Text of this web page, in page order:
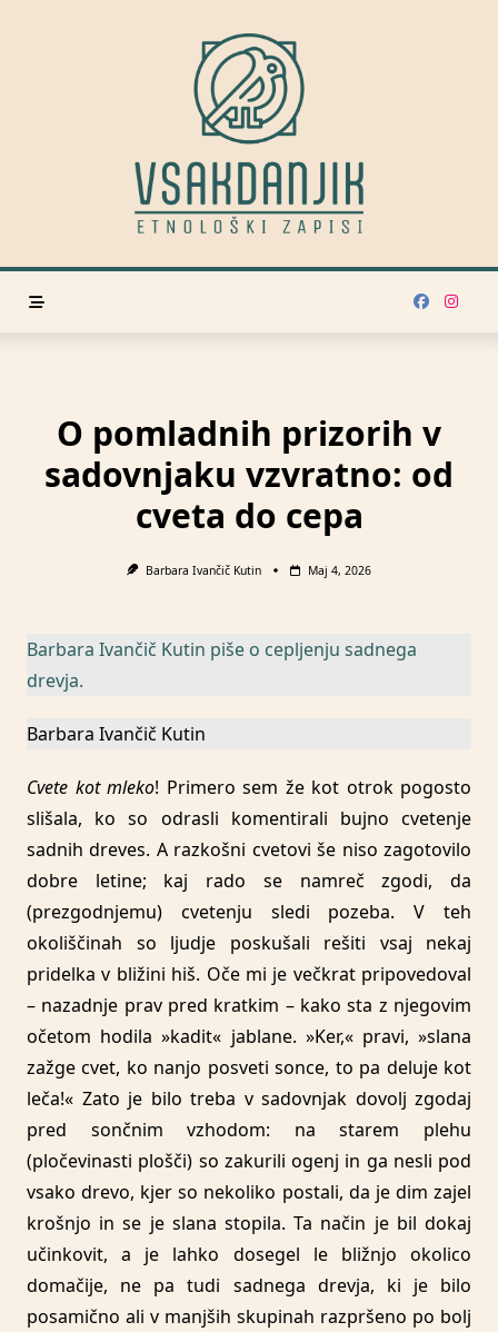
O pomladnih prizorih v
sadovnjaku vzvratno: od
cveta do cepa
Barbara Ivančič Kutin Maj 4, 2026
Barbara Ivančič Kutin piše o cepljenju sadnega
drevja.
Barbara Ivančič Kutin
Cvete kot mleko! Primero sem že kot otrok pogosto
slišala, ko so odrasli komentirali bujno cvetenje
sadnih dreves. A razkošni cvetovi še niso zagotovilo
dobre letine; kaj rado se namreč zgodi, da
(prezgodnjemu) cvetenju sledi pozeba. V teh
okoliščinah so ljudje poskušali rešiti vsaj nekaj
pridelka v bližini hiš. Oče mi je večkrat pripovedoval
– nazadnje prav pred kratkim – kako sta z njegovim
očetom hodila »kadit« jablane. »Ker,« pravi, »slana
zažge cvet, ko nanjo posveti sonce, to pa deluje kot
leča!« Zato je bilo treba v sadovnjak dovolj zgodaj
pred sončnim vzhodom: na starem plehu
(pločevinasti plošči) so zakurili ogenj in ga nesli pod
vsako drevo, kjer so nekoliko postali, da je dim zajel
krošnjo in se je slana stopila. Ta način je bil dokaj
učinkovit, a je lahko dosegel le bližnjo okolico
domačije, ne pa tudi sadnega drevja, ki je bilo
posamično ali v manjših skupinah razpršeno po bolj